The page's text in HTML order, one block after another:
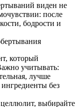
виден не
после
бодрости и
который
учитывать:
лучше
без
выбирайте